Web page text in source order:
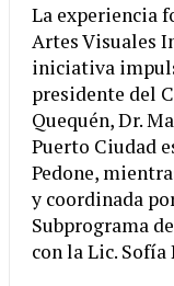
La experiencia
Artes Visuales
iniciativa
presidente del
Quequén, Dr.
Puerto Ciudad
Pedone,
y coordinada
Subprograma
con la Lic. Sofía